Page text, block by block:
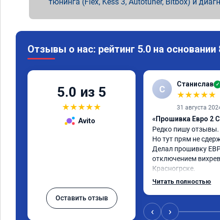
Отзывы о нас: рейтинг 5.0 на основании
5.0 из 5
★★★★★
Avito
Оставить отзыв
С Станислав ✓
★★★★★
31 августа
«Прошивка Евро 2
Редко пишу отзывы.
Но тут прям не
Делал прошивку
отключением
Красногрске.
Все прошло
удаления
режиме,но и до
Читать полностью
‹ ›